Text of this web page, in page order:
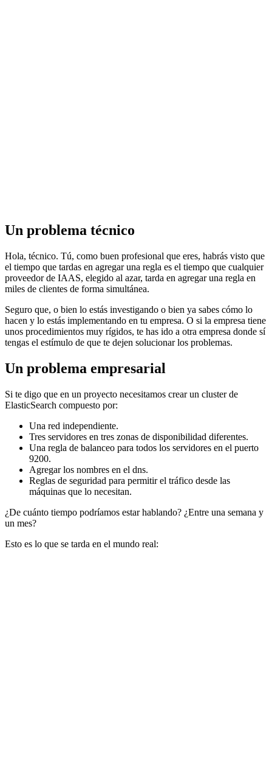
Un problema técnico
Hola, técnico. Tú, como buen profesional que eres, habrás visto que
el tiempo que tardas en agregar una regla es el tiempo que cualquier
proveedor de IAAS, elegido al azar, tarda en agregar una regla en
miles de clientes de forma simultánea.
Seguro que, o bien lo estás investigando o bien ya sabes cómo lo
hacen y lo estás implementando en tu empresa. O si la empresa tiene
unos procedimientos muy rígidos, te has ido a otra empresa donde sí
tengas el estímulo de que te dejen solucionar los problemas.
Un problema empresarial
Si te digo que en un proyecto necesitamos crear un cluster de
ElasticSearch compuesto por:
Una red independiente.
Tres servidores en tres zonas de disponibilidad diferentes.
Una regla de balanceo para todos los servidores en el puerto
9200.
Agregar los nombres en el dns.
Reglas de seguridad para permitir el tráfico desde las
máquinas que lo necesitan.
¿De cuánto tiempo podríamos estar hablando? ¿Entre una semana y
un mes?
Esto es lo que se tarda en el mundo real: